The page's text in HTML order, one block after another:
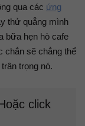
qua các ứng
thử quẳng mình
bữa hẹn hò cafe
chắn sẽ chẳng thể
trọng nó.
click